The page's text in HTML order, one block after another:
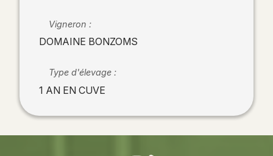
Vigneron :
DOMAINE BONZOMS
Type d'élevage :
1 AN EN CUVE